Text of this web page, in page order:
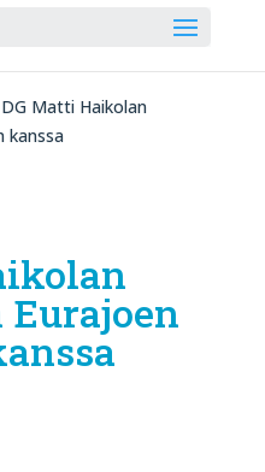
Matti Haikolan
kanssa